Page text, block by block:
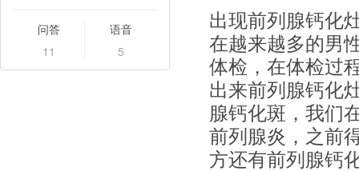
问答
11
语音
5
出现前列腺钙化
在越来越多的男
体检，在体检过
出来前列腺钙化
腺钙化斑，我们
前列腺炎，之前
方还有前列腺钙